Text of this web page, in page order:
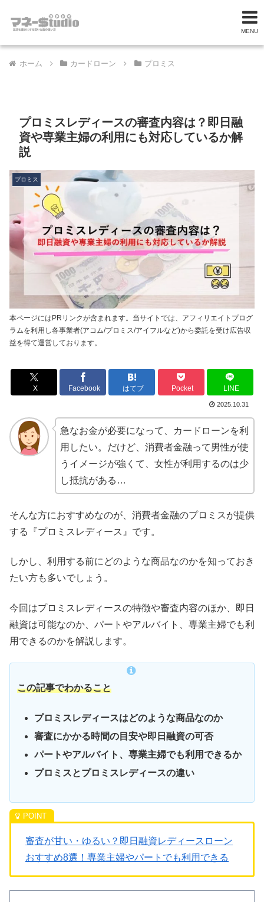
MENU
ホーム カードローン プロミス
プロミスレディースの審査内容は？即日融
資や専業主婦の利用にも対応しているか解
説
本ページにはPRリンクが含まれます。当サイトでは、アフィリエイトプログ
ラムを利用し各事業者(アコム/プロミス/アイフルなど)から委託を受け広告収
益を得て運営しております。
プロミス
X Facebook はてブ Pocket LINE
2025.10.31
急なお金が必要になって、カードローンを利
用したい。だけど、消費者金融って男性が使
うイメージが強くて、女性が利用するのは少
し抵抗がある…
そんな方におすすめなのが、消費者金融のプロミスが提供
する『プロミスレディース』です。
しかし、利用する前にどのような商品なのかを知っておき
たい方も多いでしょう。
今回はプロミスレディースの特徴や審査内容のほか、即日
融資は可能なのか、パートやアルバイト、専業主婦でも利
用できるのかを解説します。
この記事でわかること
プロミスレディースはどのような商品なのか
審査にかかる時間の目安や即日融資の可否
パートやアルバイト、専業主婦でも利用できるか
プロミスとプロミスレディースの違い
審査が甘い・ゆるい？即日融資レディースローン
おすすめ8選！専業主婦やパートでも利用できる